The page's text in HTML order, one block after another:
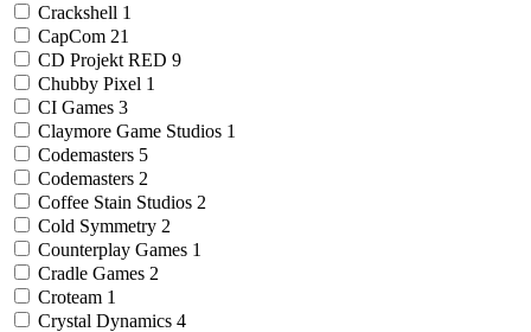
Crackshell 1
CapCom 21
CD Projekt RED 9
Chubby Pixel 1
CI Games 3
Claymore Game Studios 1
Codemasters 5
Codemasters 2
Coffee Stain Studios 2
Cold Symmetry 2
Counterplay Games 1
Cradle Games 2
Croteam 1
Crystal Dynamics 4